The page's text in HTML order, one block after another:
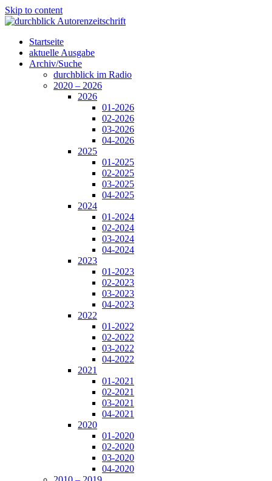
Skip to content
Startseite
aktuelle Ausgabe
Archiv/Suche
durchblick im Radio
2020 – 2026
2026
01-2026
02-2026
03-2026
04-2026
2025
01-2025
02-2025
03-2025
04-2025
2024
01-2024
02-2024
03-2024
04-2024
2023
01-2023
02-2023
03-2023
04-2023
2022
01-2022
02-2022
03-2022
04-2022
2021
01-2021
02-2021
03-2021
04-2021
2020
01-2020
02-2020
03-2020
04-2020